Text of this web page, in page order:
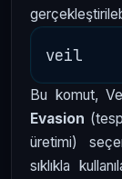
Bu komut,
Evasion
üretimi)
sıklıkla